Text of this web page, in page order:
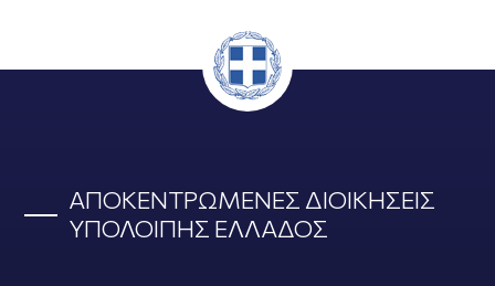
ΑΠΟΚΕΝΤΡΩΜΕΝΕΣ ΔΙΟΙΚΗΣΕΙΣ
ΥΠΟΛΟΙΠΗΣ ΕΛΛΑΔΟΣ